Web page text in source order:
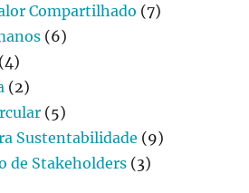
Compartilhado (7)
(6)
(4)
(2)
(5)
Sustentabilidade (9)
de Stakeholders (3)